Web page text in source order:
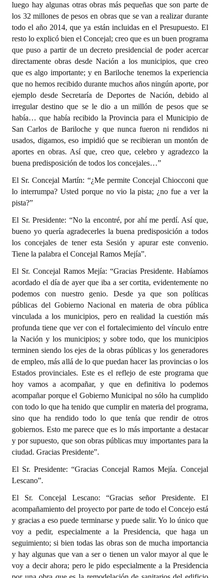
luego hay algunas otras obras más pequeñas que son parte de
los 32 millones de pesos en obras que se van a realizar durante
todo el año 2014, que ya están incluidas en el Presupuesto. El
resto lo explicó bien el Concejal; creo que es un buen programa
que puso a partir de un decreto presidencial de poder acercar
directamente obras desde Nación a los municipios, que creo
que es algo importante; y en Bariloche tenemos la experiencia
que no hemos recibido durante muchos años ningún aporte, por
ejemplo desde Secretaría de Deportes de Nación, debido al
irregular destino que se le dio a un millón de pesos que se
había… que había recibido la Provincia para el Municipio de
San Carlos de Bariloche y que nunca fueron ni rendidos ni
usados, digamos, eso impidió que se recibieran un montón de
aportes en obras. Así que, creo que, celebro y agradezco la
buena predisposición de todos los concejales…”
El Sr. Concejal Martín: “¿Me permite Concejal Chiocconi que
lo interrumpa? Usted porque no vio la pista; ¿no fue a ver la
pista?”
El Sr. Presidente: “No la encontré, por ahí me perdí. Así que,
bueno yo quería agradecerles la buena predisposición a todos
los concejales de tener esta Sesión y apurar este convenio.
Tiene la palabra el Concejal Ramos Mejía”.
El Sr. Concejal Ramos Mejía: “Gracias Presidente. Habíamos
acordado el día de ayer que iba a ser cortita, evidentemente no
podemos con nuestro genio. Desde ya que son políticas
públicas del Gobierno Nacional en materia de obra pública
vinculada a los municipios, pero en realidad la cuestión más
profunda tiene que ver con el fortalecimiento del vínculo entre
la Nación y los municipios; y sobre todo, que los municipios
terminen siendo los ejes de la obras públicas y los generadores
de empleo, más allá de lo que puedan hacer las provincias o los
Estados provinciales. Este es el reflejo de este programa que
hoy vamos a acompañar, y que en definitiva lo podemos
acompañar porque el Gobierno Municipal no sólo ha cumplido
con todo lo que ha tenido que cumplir en materia del programa,
sino que ha rendido todo lo que tenía que rendir de otros
gobiernos. Esto me parece que es lo más importante a destacar
y por supuesto, que son obras públicas muy importantes para la
ciudad. Gracias Presidente”.
El Sr. Presidente: “Gracias Concejal Ramos Mejía. Concejal
Lescano”.
El Sr. Concejal Lescano: “Gracias señor Presidente. El
acompañamiento del proyecto por parte de todo el Concejo está
y gracias a eso puede terminarse y puede salir. Yo lo único que
voy a pedir, especialmente a la Presidencia, que haga un
seguimiento; si bien todas las obras son de mucha importancia
y hay algunas que van a ser o tienen un valor mayor al que le
voy a decir ahora; pero le pido especialmente a la Presidencia